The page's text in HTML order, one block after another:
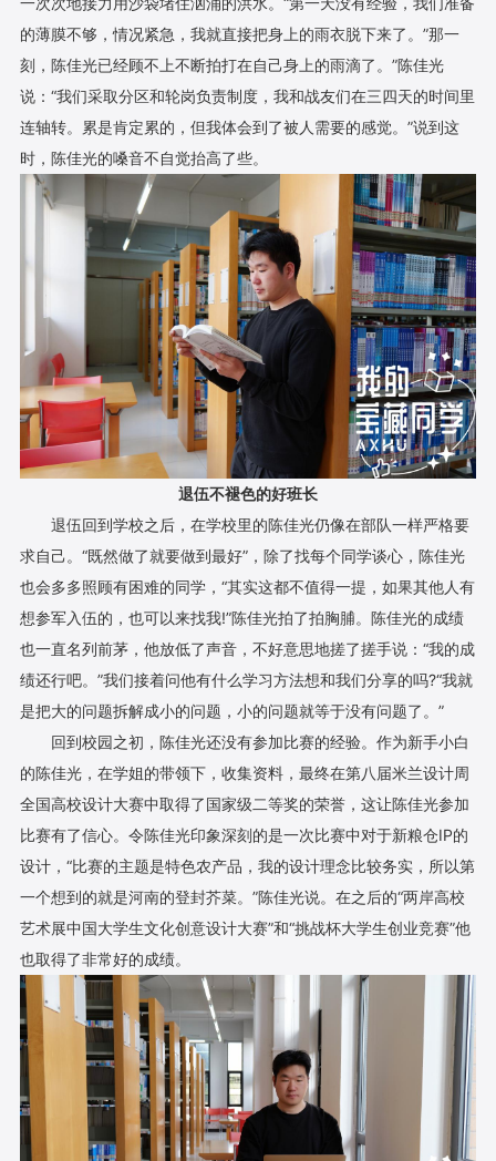
的薄膜不够，情况紧急，我就直接把身上的雨衣脱下来了。”那一
刻，陈佳光已经顾不上不断拍打在自己身上的雨滴了。”陈佳光
说：“我们采取分区和轮岗负责制度，我和战友们在三四天的时间里
连轴转。累是肯定累的，但我体会到了被人需要的感觉。”说到这
时，陈佳光的嗓音不自觉抬高了些。
退伍不褪色的好班长
退伍回到学校之后，在学校里的陈佳光仍像在部队一样严格要
求自己。“既然做了就要做到最好”，除了找每个同学谈心，陈佳光
也会多多照顾有困难的同学，“其实这都不值得一提，如果其他人有
想参军入伍的，也可以来找我!”陈佳光拍了拍胸脯。陈佳光的成绩
也一直名列前茅，他放低了声音，不好意思地搓了搓手说：“我的成
绩还行吧。”我们接着问他有什么学习方法想和我们分享的吗?“我就
是把大的问题拆解成小的问题，小的问题就等于没有问题了。”
回到校园之初，陈佳光还没有参加比赛的经验。作为新手小白
的陈佳光，在学姐的带领下，收集资料，最终在第八届米兰设计周
全国高校设计大赛中取得了国家级二等奖的荣誉，这让陈佳光参加
比赛有了信心。令陈佳光印象深刻的是一次比赛中对于新粮仓IP的
设计，“比赛的主题是特色农产品，我的设计理念比较务实，所以第
一个想到的就是河南的登封芥菜。”陈佳光说。在之后的“两岸高校
艺术展中国大学生文化创意设计大赛”和“挑战杯大学生创业竞赛”他
也取得了非常好的成绩。